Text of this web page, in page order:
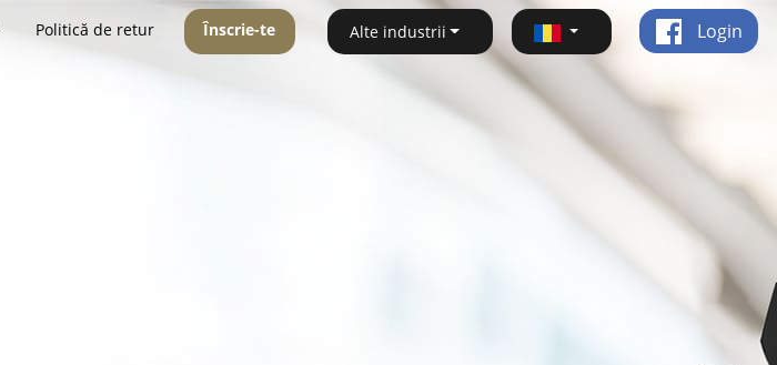
Politică de retur Înscrie-te Alte industrii Login